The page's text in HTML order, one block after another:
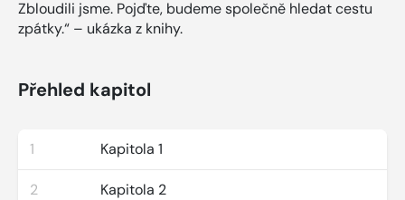
Zbloudili jsme. Pojďte, budeme společně hledat cestu
zpátky.“ – ukázka z knihy.
Přehled kapitol
1 Kapitola 1
2 Kapitola 2